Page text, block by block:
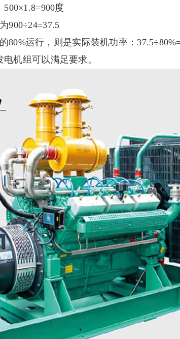
度
80%运行，则是实际装机功率：
机组可以满足要求。